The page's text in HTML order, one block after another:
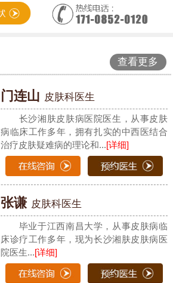
查看更多
门连山 皮肤科医生
长沙湘肤皮肤病医院医生，从事皮肤
病临床工作多年，拥有扎实的中西医结合
治疗皮肤疑难病的理论和...[详细]
张谦 皮肤科医生
毕业于江西南昌大学，从事皮肤病临
床诊疗工作多年，现为长沙湘肤皮肤病医
院医生...[详细]